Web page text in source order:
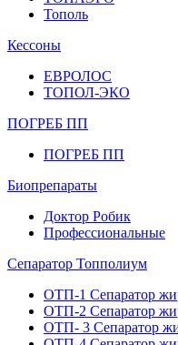
Тополь
Кессоны
ЕВРОЛОС
ТОПОЛ-ЭКО
ПОГРЕБ ПП
ПОГРЕБ ПП
Биопрепараты
Доктор Робик
Профессиональные
Сепаратор Топполиум
ОТП-1 Сепаратор
ОТП-2 Сепаратор
ОТП- 3 Сепаратор